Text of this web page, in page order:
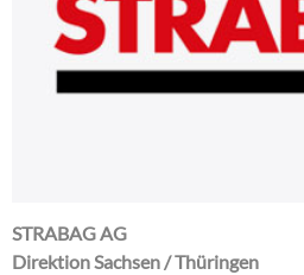
STRABAG AG
Direktion Sachsen / Thüringen